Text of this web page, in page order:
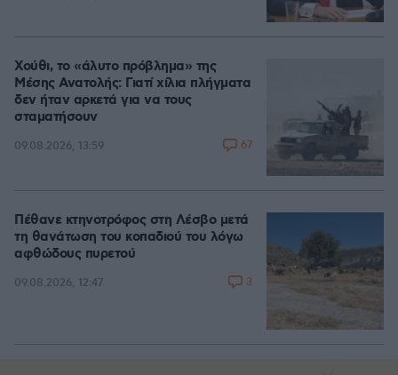
Χούθι, το «άλυτο πρόβλημα» της
Μέσης Ανατολής: Γιατί χίλια πλήγματα
δεν ήταν αρκετά για να τους
σταματήσουν
09.08.2026, 13:59 67
Πέθανε κτηνοτρόφος στη Λέσβο μετά
τη θανάτωση του κοπαδιού του λόγω
αφθώδους πυρετού
09.08.2026, 12:47 3